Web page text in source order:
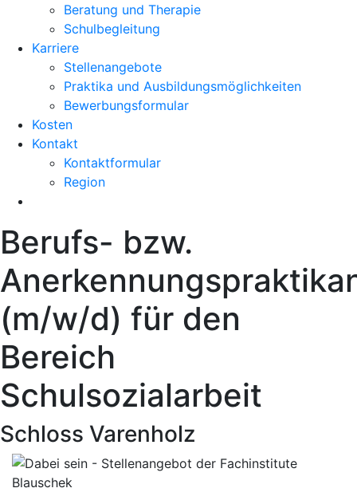
Beratung und Therapie
Schulbegleitung
Karriere
Stellenangebote
Praktika und Ausbildungsmöglichkeiten
Bewerbungsformular
Kosten
Kontakt
Kontaktformular
Region
Berufs- bzw.
(m/w/d) für den
Bereich
Schulsozialarbeit
Schloss Varenholz